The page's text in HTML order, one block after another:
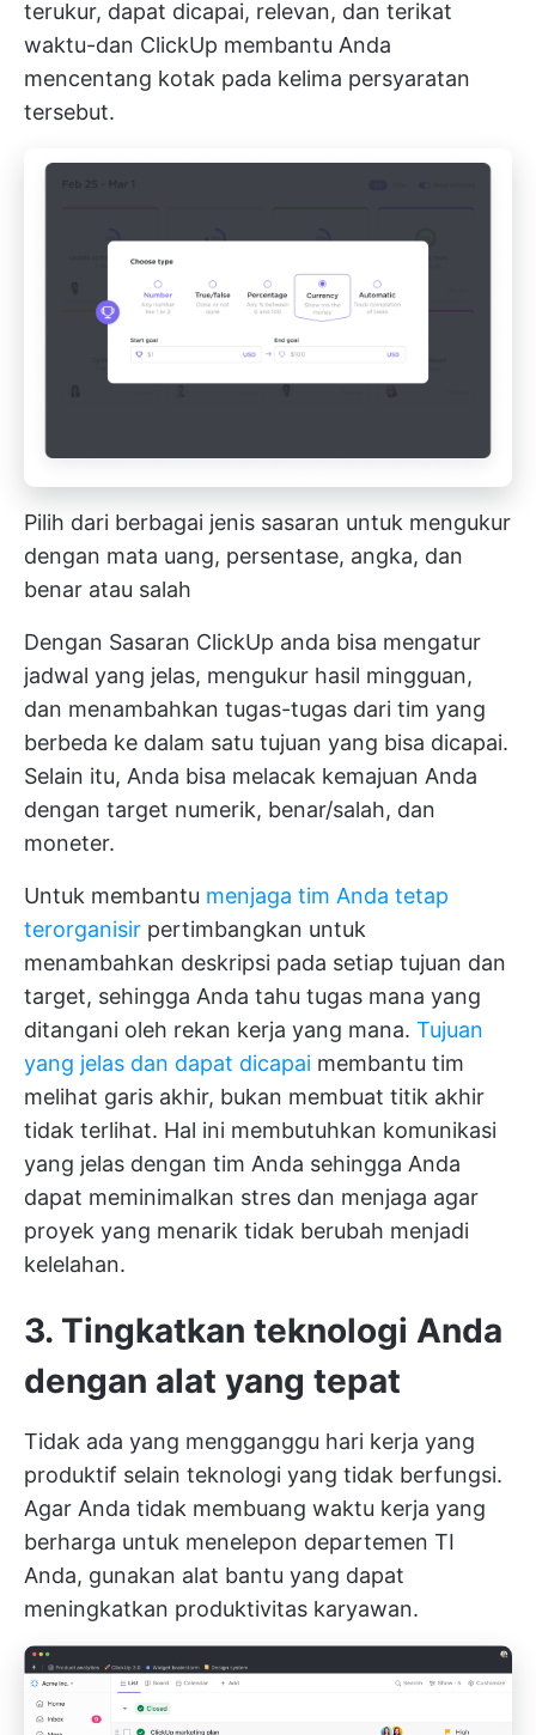
terukur, dapat dicapai, relevan, dan terikat
waktu-dan ClickUp membantu Anda
mencentang kotak pada kelima persyaratan
tersebut.
Pilih dari berbagai jenis sasaran untuk mengukur
dengan mata uang, persentase, angka, dan
benar atau salah
Dengan Sasaran ClickUp anda bisa mengatur
jadwal yang jelas, mengukur hasil mingguan,
dan menambahkan tugas-tugas dari tim yang
berbeda ke dalam satu tujuan yang bisa dicapai.
Selain itu, Anda bisa melacak kemajuan Anda
dengan target numerik, benar/salah, dan
moneter.
Untuk membantu menjaga tim Anda tetap
terorganisir pertimbangkan untuk
menambahkan deskripsi pada setiap tujuan dan
target, sehingga Anda tahu tugas mana yang
ditangani oleh rekan kerja yang mana. Tujuan
yang jelas dan dapat dicapai membantu tim
melihat garis akhir, bukan membuat titik akhir
tidak terlihat. Hal ini membutuhkan komunikasi
yang jelas dengan tim Anda sehingga Anda
dapat meminimalkan stres dan menjaga agar
proyek yang menarik tidak berubah menjadi
kelelahan.
3. Tingkatkan teknologi Anda
dengan alat yang tepat
Tidak ada yang mengganggu hari kerja yang
produktif selain teknologi yang tidak berfungsi.
Agar Anda tidak membuang waktu kerja yang
berharga untuk menelepon departemen TI
Anda, gunakan alat bantu yang dapat
meningkatkan produktivitas karyawan.